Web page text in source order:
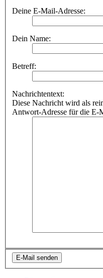
Deine E-Mail-Adresse:
Dein Name:
Betreff:
Nachrichtentext:
Diese Nachricht wird als
Antwort-Adresse für die E-